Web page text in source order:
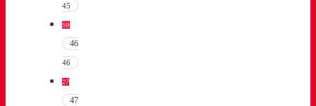
45
59
46
46
27
47